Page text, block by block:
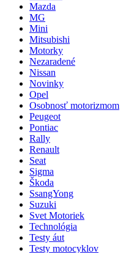
Mazda
MG
Mini
Mitsubishi
Motorky
Nezaradené
Nissan
Novinky
Opel
Osobnosť motorizmom
Peugeot
Pontiac
Rally
Renault
Seat
Sigma
Škoda
SsangYong
Suzuki
Svet Motoriek
Technológia
Testy áut
Testy motocyklov